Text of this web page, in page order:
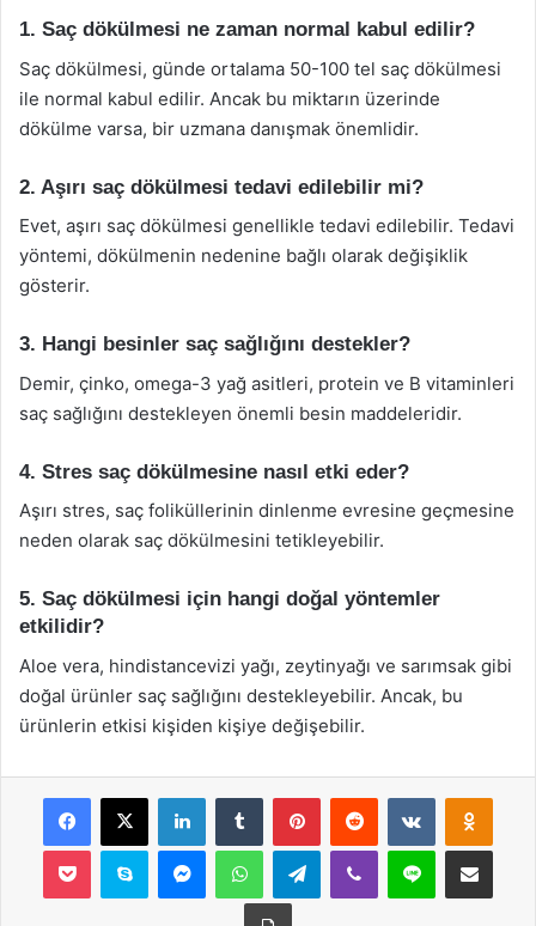
1. Saç dökülmesi ne zaman normal kabul edilir?
Saç dökülmesi, günde ortalama 50-100 tel saç dökülmesi
ile normal kabul edilir. Ancak bu miktarın üzerinde
dökülme varsa, bir uzmana danışmak önemlidir.
2. Aşırı saç dökülmesi tedavi edilebilir mi?
Evet, aşırı saç dökülmesi genellikle tedavi edilebilir. Tedavi
yöntemi, dökülmenin nedenine bağlı olarak değişiklik
gösterir.
3. Hangi besinler saç sağlığını destekler?
Demir, çinko, omega-3 yağ asitleri, protein ve B vitaminleri
saç sağlığını destekleyen önemli besin maddeleridir.
4. Stres saç dökülmesine nasıl etki eder?
Aşırı stres, saç foliküllerinin dinlenme evresine geçmesine
neden olarak saç dökülmesini tetikleyebilir.
5. Saç dökülmesi için hangi doğal yöntemler
etkilidir?
Aloe vera, hindistancevizi yağı, zeytinyağı ve sarımsak gibi
doğal ürünler saç sağlığını destekleyebilir. Ancak, bu
ürünlerin etkisi kişiden kişiye değişebilir.
Facebook
X LinkedInTumblr PinterestReddit VKontakte
Pocket Skype MessengerWhatsAppTelegramViber Line E-Posta ile
Yazdır